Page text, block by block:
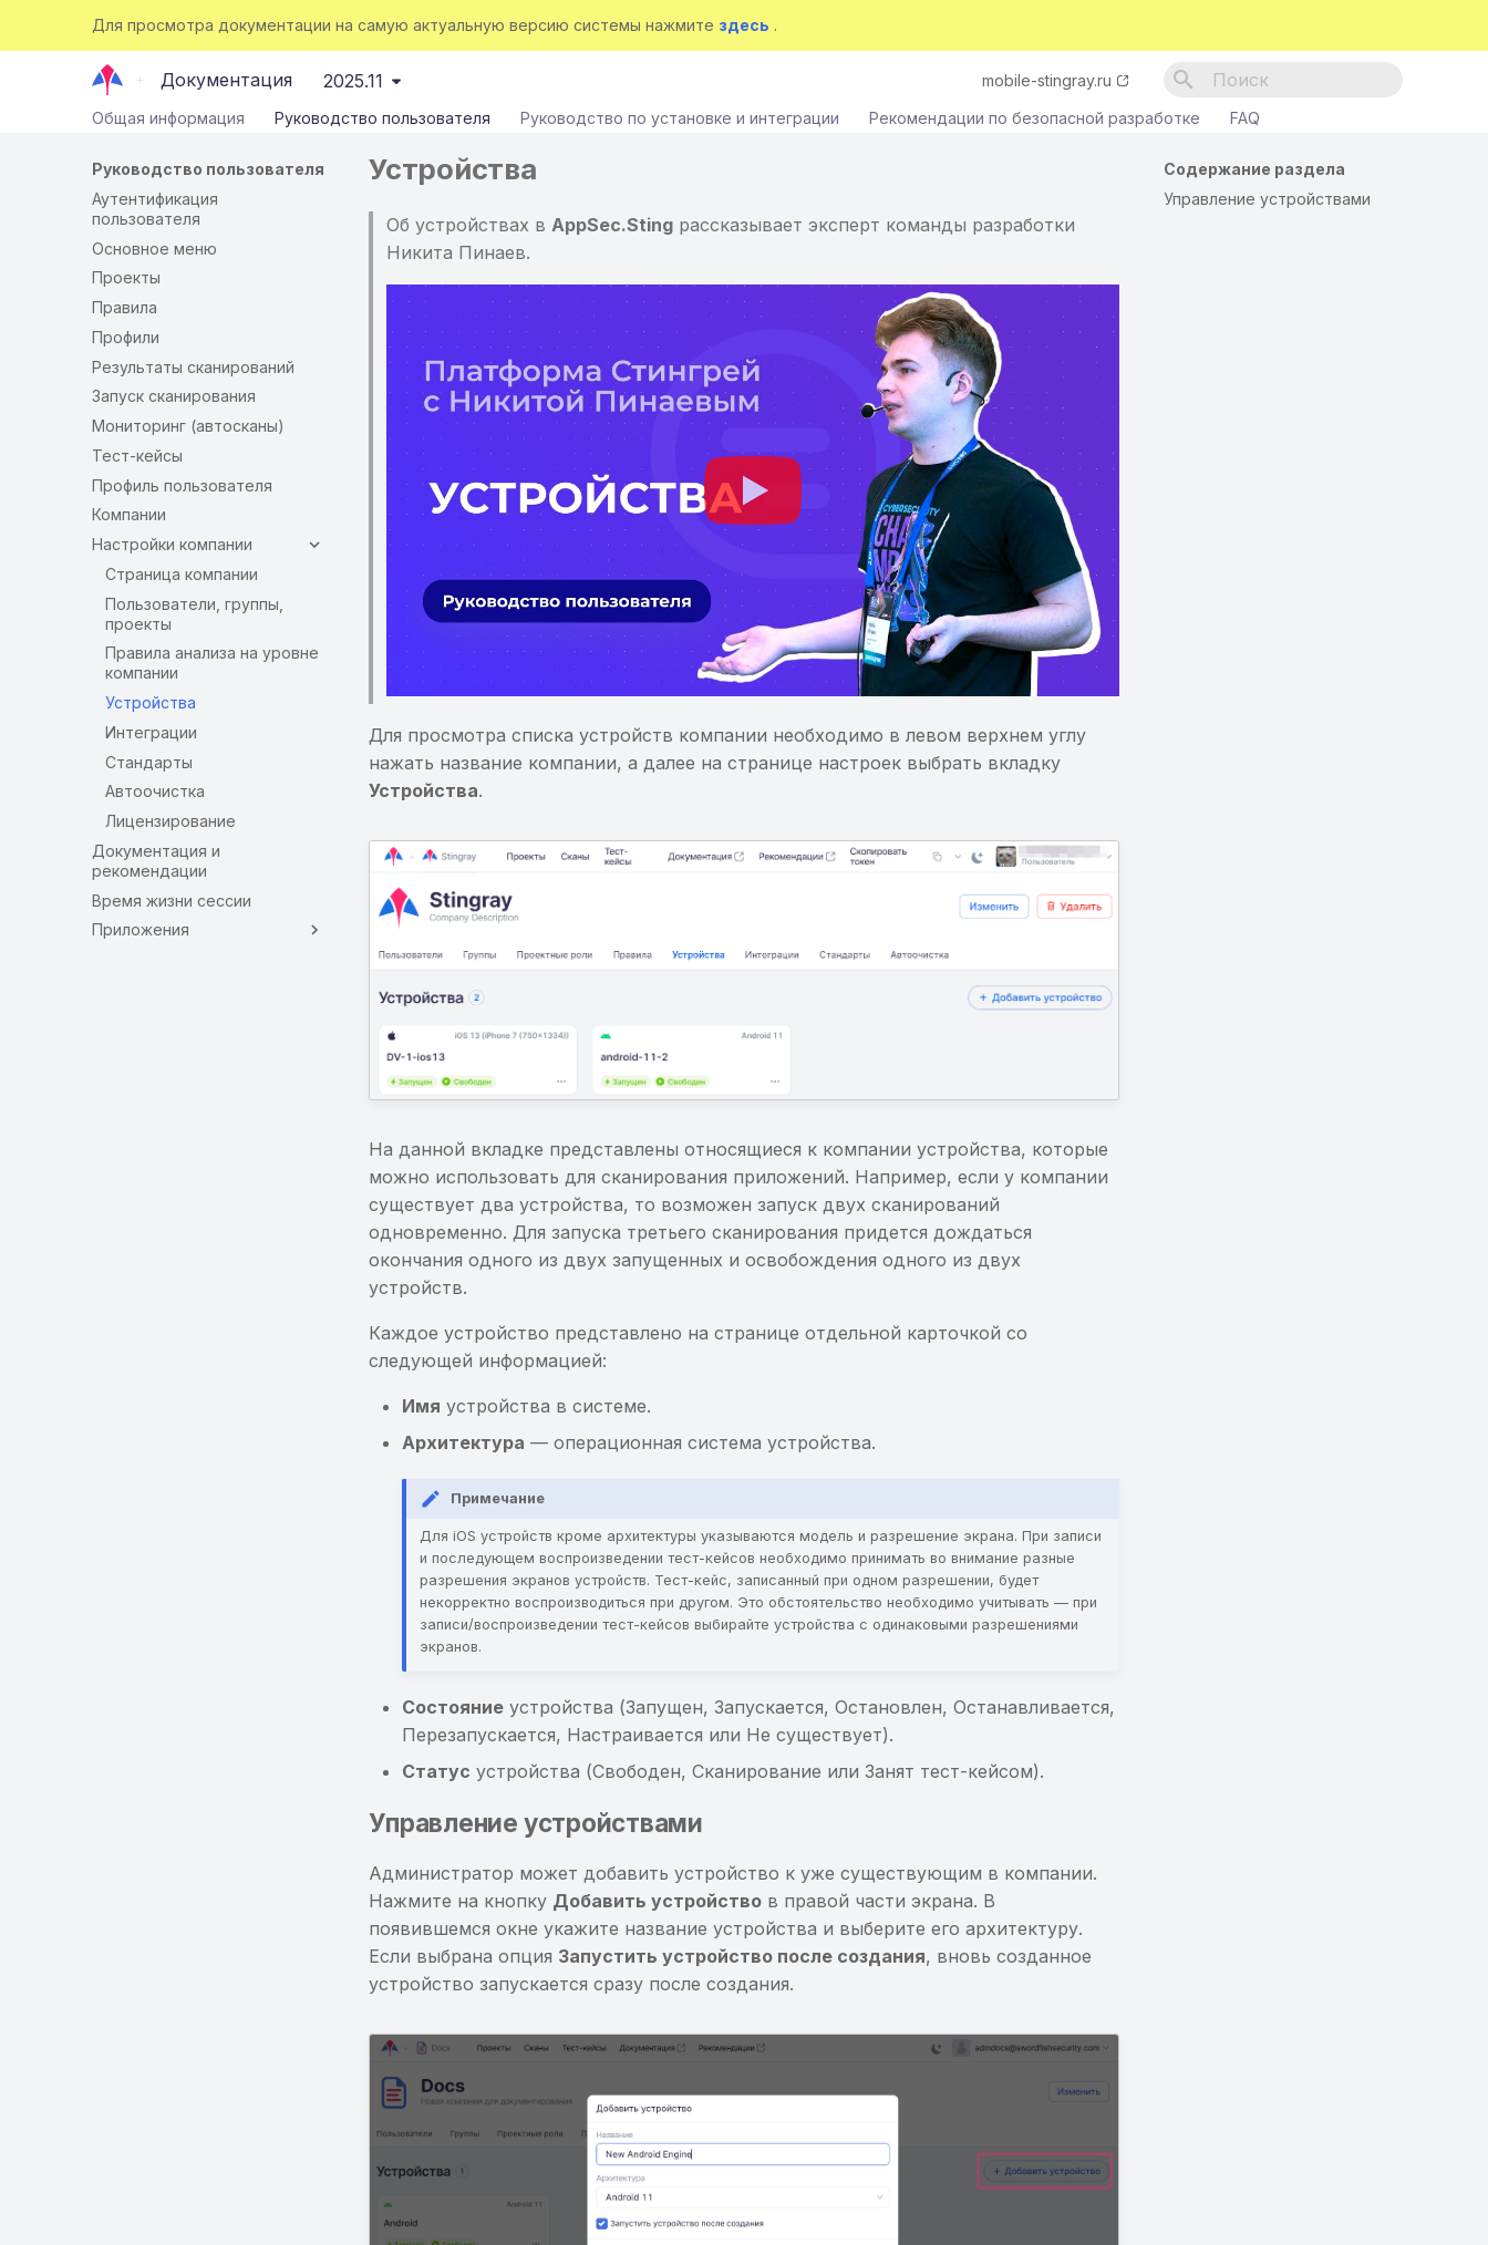
Для просмотра документации на самую актуальную версию системы нажмите здесь .
Документация 2025.11 mobile-stingray.ru
Инициализация поиска
Общая информация Руководство пользователя Руководство по установке и интеграции Рекомендации по безопасной разработке FAQ
Руководство пользователя
Аутентификация
пользователя
Основное меню
Проекты
Правила
Профили
Результаты сканирований
Запуск сканирования
Мониторинг (автосканы)
Тест-кейсы
Профиль пользователя
Компании
Настройки компании
Страница компании
Пользователи, группы,
проекты
Правила анализа на уровне
компании
Устройства
Интеграции
Стандарты
Автоочистка
Лицензирование
Документация и
рекомендации
Время жизни сессии
Приложения
Содержание раздела
Управление устройствами
Устройства
Об устройствах в AppSec.Sting рассказывает эксперт команды разработки
Никита Пинаев.
Для просмотра списка устройств компании необходимо в левом верхнем углу
нажать название компании, а далее на странице настроек выбрать вкладку
Устройства.
На данной вкладке представлены относящиеся к компании устройства, которые
можно использовать для сканирования приложений. Например, если у компании
существует два устройства, то возможен запуск двух сканирований
одновременно. Для запуска третьего сканирования придется дождаться
окончания одного из двух запущенных и освобождения одного из двух
устройств.
Каждое устройство представлено на странице отдельной карточкой со
следующей информацией:
Имя устройства в системе.
Архитектура — операционная система устройства.
Примечание
Для iOS устройств кроме архитектуры указываются модель и разрешение экрана. При записи
и последующем воспроизведении тест-кейсов необходимо принимать во внимание разные
разрешения экранов устройств. Тест-кейс, записанный при одном разрешении, будет
некорректно воспроизводиться при другом. Это обстоятельство необходимо учитывать — при
записи/воспроизведении тест-кейсов выбирайте устройства с одинаковыми разрешениями
экранов.
Состояние устройства (Запущен, Запускается, Остановлен, Останавливается,
Перезапускается, Настраивается или Не существует).
Статус устройства (Свободен, Сканирование или Занят тест-кейсом).
Управление устройствами
Администратор может добавить устройство к уже существующим в компании.
Нажмите на кнопку Добавить устройство в правой части экрана. В
появившемся окне укажите название устройства и выберите его архитектуру.
Если выбрана опция Запустить устройство после создания, вновь созданное
устройство запускается сразу после создания.